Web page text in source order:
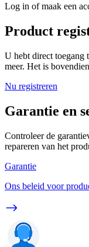
Log in of maak een
Product
U hebt direct toegang
meer. Het is
Nu registreren
Garantie en
Controleer de
repareren van het
Garantie
Ons beleid voor